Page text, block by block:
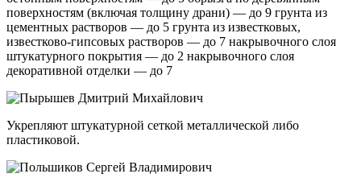
поверхностям (включая толщину драни) — до 9 грунта из
цементных растворов — до 5 грунта из известковых,
известково-гипсовых растворов — до 7 накрывочного слоя
штукатурного покрытия — до 2 накрывочного слоя
декоративной отделки — до 7
Укрепляют штукатурной сеткой металлической либо
пластиковой.